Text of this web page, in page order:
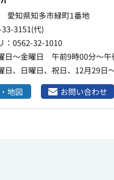
愛知県知多市緑町1番地
3151(代)
：0562-32-1010
日～金曜日 午前9時00分～午
日、日曜日、祝日、12月29日
地図
お問い合わせ